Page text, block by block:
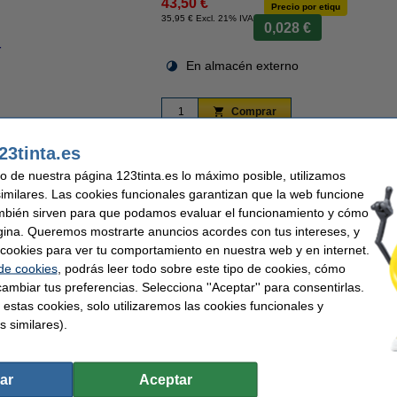
43,50 €
35,95 € Excl. 21% IVA
Precio por etiqu
0,028 €
En almacén externo
Comprar
un 70% más barato! Rápido y barato Garantía de por vida en
marca 123tinta 2093091 se pueden escribir fácilmente con un sistema de
dirección en sobres, cajas y otros materiales de embalaje. Las etiquetas se
por supuesto, la dirección del destinatario. Estas etiquetas son adhesivas de
12 rollos S0722370 / 99010.
del 100%. 1-2-3 ¡sin preocupaciones!
de nuestra página 123tinta.es lo máximo posible, utilizamos
Las cookies funcionales garantizan que la web funcione
sirven para que podamos evaluar el funcionamiento y cómo
Queremos mostrarte anuncios acordes con tus intereses, y
para ver tu comportamiento en nuestra web y en internet.
cookies, podrás leer todo sobre este tipo de cookies, cómo
tus preferencias. Selecciona ''Aceptar'' para consentirlas.
cookies, solo utilizaremos las cookies funcionales y
similares).
Aceptar